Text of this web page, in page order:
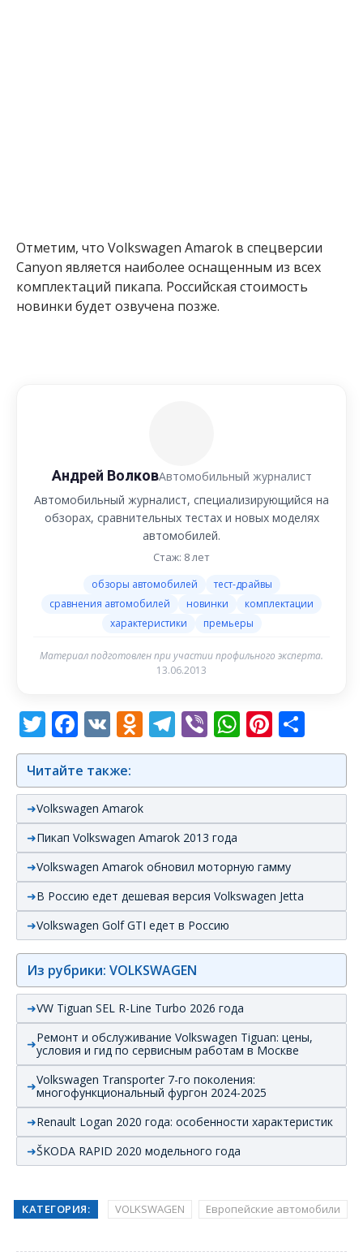
Отметим, что Volkswagen Amarok в спецверсии
Canyon является наиболее оснащенным из всех
комплектаций пикапа. Российская стоимость
новинки будет озвучена позже.
Андрей ВолковАвтомобильный журналист
Автомобильный журналист, специализирующийся на
обзорах, сравнительных тестах и новых моделях
автомобилей.
Стаж: 8 лет
обзоры автомобилей
тест-драйвы
сравнения автомобилей
новинки
комплектации
характеристики
премьеры
Материал подготовлен при участии профильного эксперта.
13.06.2013
Twitter
Facebook
VK Odnoklassniki
Telegram
Viber
Читайте также:
Volkswagen Amarok
Пикап Volkswagen Amarok 2013 года
Volkswagen Amarok обновил моторную гамму
В Россию едет дешевая версия Volkswagen Jetta
Volkswagen Golf GTI едет в Россию
Из рубрики: VOLKSWAGEN
VW Tiguan SEL R-Line Turbo 2026 года
Ремонт и обслуживание Volkswagen Tiguan: цены,
условия и гид по сервисным работам в Москве
Volkswagen Transporter 7-го поколения:
многофункциональный фургон 2024-2025
Renault Logan 2020 года: особенности характеристик
ŠKODA RAPID 2020 модельного года
КАТЕГОРИЯ: VOLKSWAGEN Европейские автомобили